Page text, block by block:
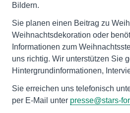
Bildern.
Sie planen einen Beitrag zu
Weihnachtsdekoration oder
Informationen zum
uns richtig. Wir unterstützen Sie
Hintergrundinformationen,
Sie erreichen uns telefonisch
per E-Mail unter presse@stars-